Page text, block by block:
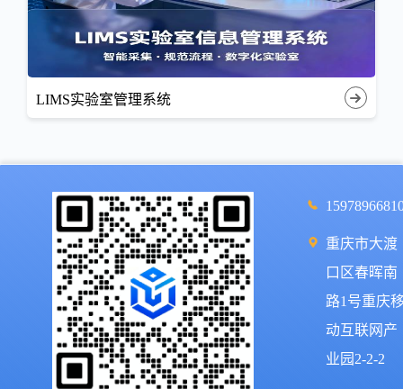
LIMS实验室管理系统
重庆市大渡
口区春晖南
路1号重庆
动互联网产
业园2-2-2